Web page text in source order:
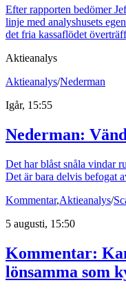
Efter rapporten bedömer
linje med analyshusets
det fria kassaflödet
Aktieanalys
Aktieanalys/Nederman
Igår, 15:55
Nederman:
Det har blåst snåla vindar
Det är bara delvis befogat
Kommentar,Aktieanalys/
5 augusti, 15:50
Kommentar:
lönsamma som